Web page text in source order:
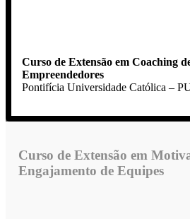
Curso de Extensão em Coaching
Empreendedores
Pontifícia Universidade Católica –
Curso de Extensão em
Engajamento de Equipes